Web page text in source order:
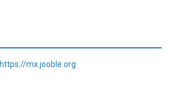
https://mx.jooble.org